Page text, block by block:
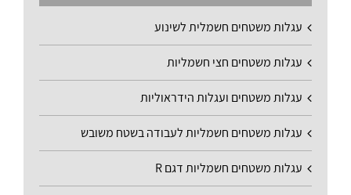
עגלות משטחים חשמלית לשינוע
עגלות משטחים חצי חשמליות
עגלות משטחים ועגלות הידראוליות
עגלות משטחים חשמליות לעבודה בשטח משובש
עגלות משטחים חשמליות דגם R